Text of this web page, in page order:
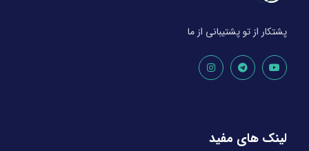
پشتکار از تو پشتیبانی از ما
لینک های مفید